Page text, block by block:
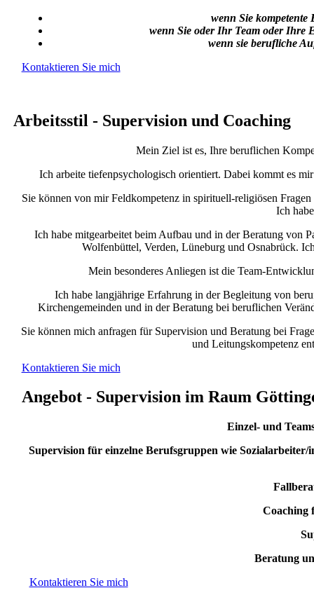
wenn Sie
wenn Sie oder Ihr Team oder
wenn sie berufliche
Kontaktieren Sie mich
Arbeitsstil - Supervision und Coaching
Mein Ziel ist es, Ihre beruflichen
Ich arbeite tiefenpsychologisch orientiert. Dabei kommt es
Sie können von mir Feldkompetenz in spirituell-religiösen
Ich
Ich habe mitgearbeitet beim Aufbau und in der Beratung von
Wolfenbüttel, Verden, Lüneburg und Osnabrück.
Mein besonderes Anliegen ist die Team-
Ich habe langjährige Erfahrung in der Begleitung von
Kirchengemeinden und in der Beratung bei beruflichen
Sie können mich anfragen für Supervision und Beratung bei
und Leitungskompetenz
Kontaktieren Sie mich
Angebot - Supervision im Raum
Einzel- und
Supervision für einzelne Berufsgruppen wie
Coaching
Beratung
Kontaktieren Sie mich